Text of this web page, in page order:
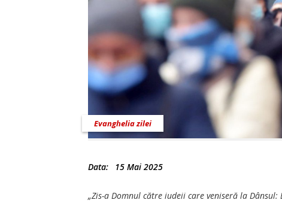
Evanghelia zilei
Data: 15 Mai 2025
„Zis-a Domnul către iudeii care veniseră la